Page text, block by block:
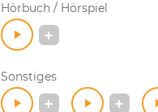
Hörbuch / Hörspiel
Sonstiges